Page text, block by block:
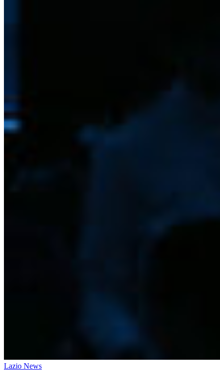
Lazio News